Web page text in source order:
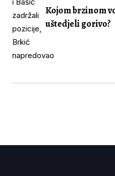
Kojom brzinom
uštedjeli gorivo?